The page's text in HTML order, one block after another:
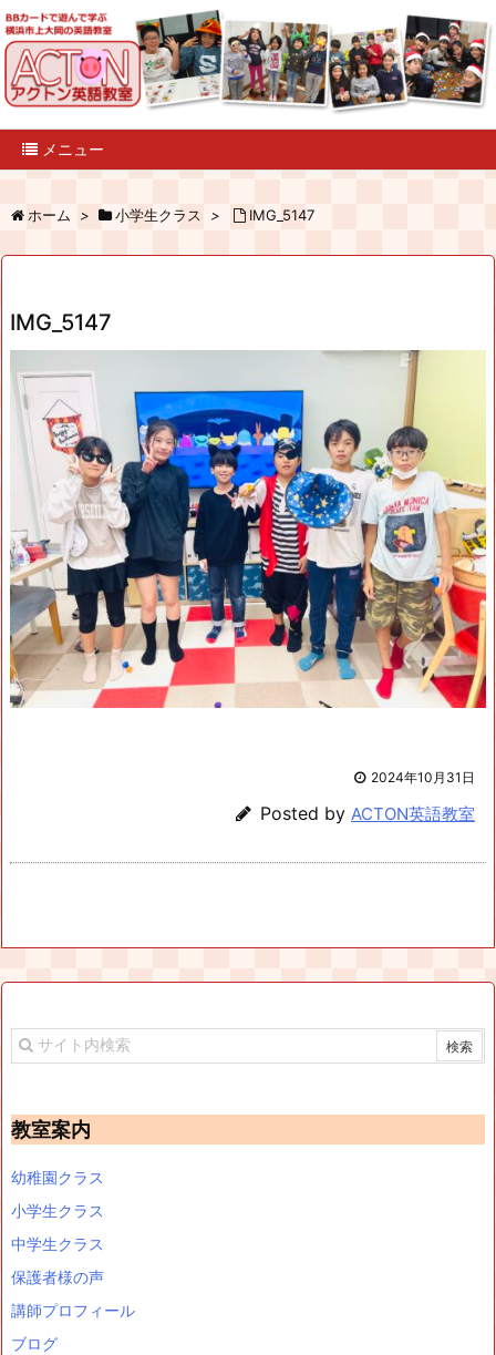
メニュー
ホーム > 小学生クラス > IMG_5147
IMG_5147
2024年10月31日
Posted by ACTON英語教室
教室案内
幼稚園クラス
小学生クラス
中学生クラス
保護者様の声
講師プロフィール
ブログ